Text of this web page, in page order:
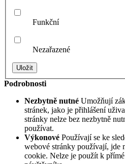
Funkční
Nezařazené
Podrobnosti
Nezbytně nutné Umožňují
stránek, jako je přihlášení
stránky nelze bez nezbytně
používat.
Výkonové Používají se ke
webové stránky používají, jde
cookie. Nelze je použít k